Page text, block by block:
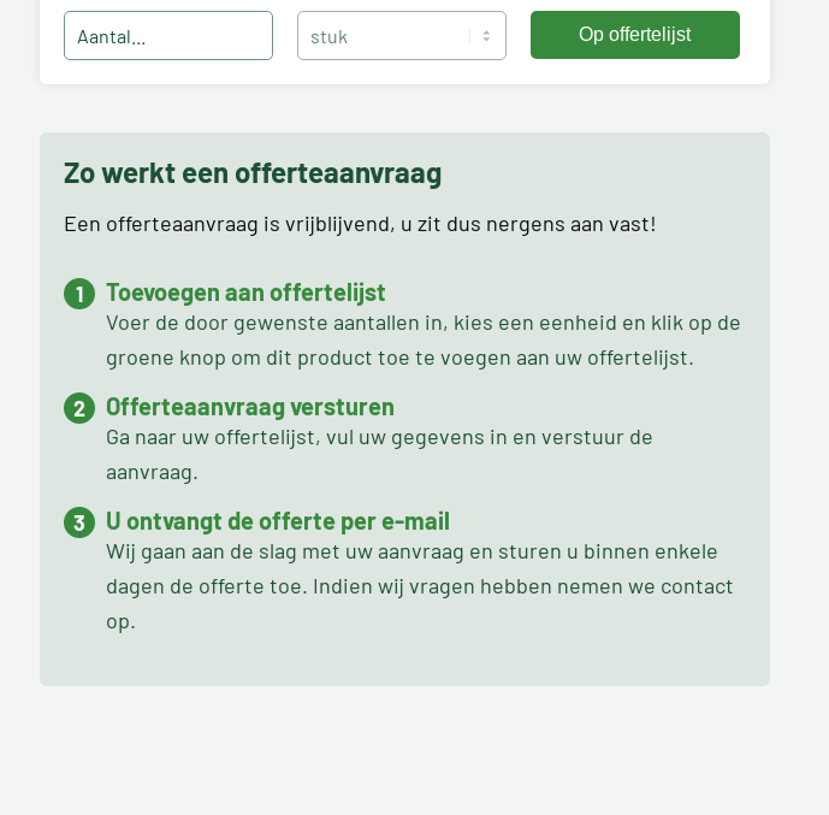
Zo werkt een offerteaanvraag
Een offerteaanvraag is vrijblijvend, u zit dus nergens aan vast!
Toevoegen aan offertelijst
Voer de door gewenste aantallen in, kies een eenheid en klik op de
groene knop om dit product toe te voegen aan uw offertelijst.
Offerteaanvraag versturen
Ga naar uw offertelijst, vul uw gegevens in en verstuur de
aanvraag.
U ontvangt de offerte per e-mail
Wij gaan aan de slag met uw aanvraag en sturen u binnen enkele
dagen de offerte toe. Indien wij vragen hebben nemen we contact
op.